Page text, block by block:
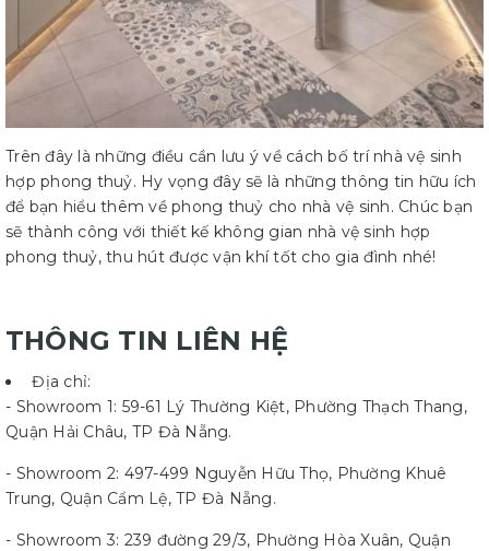
Trên đây là những điều cần lưu ý về cách bố trí nhà vệ sinh
hợp phong thuỷ. Hy vọng đây sẽ là những thông tin hữu ích
để bạn hiểu thêm về phong thuỷ cho nhà vệ sinh. Chúc bạn
sẽ thành công với thiết kế không gian nhà vệ sinh hợp
phong thuỷ, thu hút được vận khí tốt cho gia đình nhé!
THÔNG TIN LIÊN HỆ
Địa chỉ:
- Showroom 1: 59-61 Lý Thường Kiệt, Phường Thạch Thang,
Quận Hải Châu, TP Đà Nẵng.
- Showroom 2: 497-499 Nguyễn Hữu Thọ, Phường Khuê
Trung, Quận Cẩm Lệ, TP Đà Nẵng.
- Showroom 3: 239 đường 29/3, Phường Hòa Xuân, Quận